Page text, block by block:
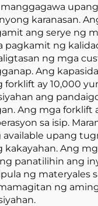
karanasan.
ang serye ng
pagkamit ng
ng mga
Ang
forklift ay 10,000
ang
Ang mga forklift
sa isip.
available upang
kakayahan. Ang
panatilihin ang
ng materyales
ng